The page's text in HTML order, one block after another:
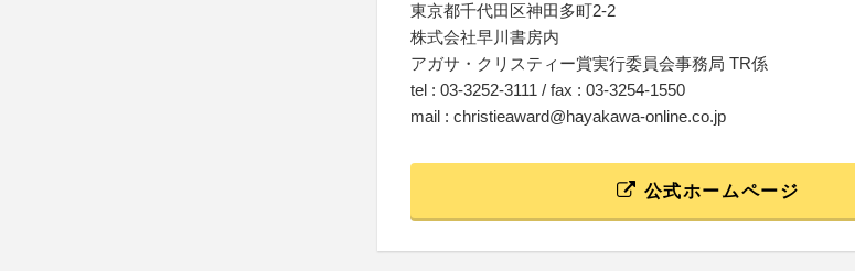
東京都千代田区神田多町2-2
株式会社早川書房内
アガサ・クリスティー賞実行委員会事務局 TR係
tel : 03-3252-3111 / fax : 03-3254-1550
mail : christieaward@hayakawa-online.co.jp
公式ホームページ